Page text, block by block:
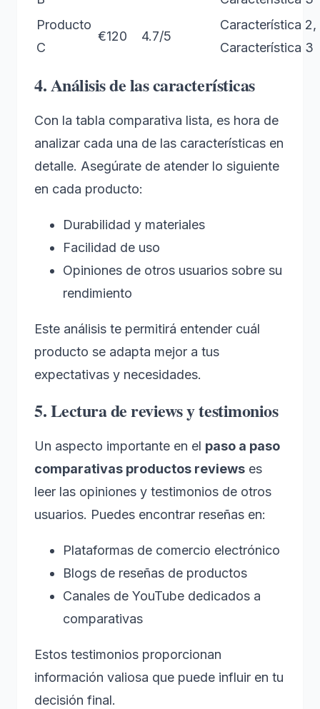
Producto
C
€120 4.7/5
Característica 2,
Característica 3
4. Análisis de las características
Con la tabla comparativa lista, es hora de
analizar cada una de las características en
detalle. Asegúrate de atender lo siguiente
en cada producto:
Durabilidad y materiales
Facilidad de uso
Opiniones de otros usuarios sobre su
rendimiento
Este análisis te permitirá entender cuál
producto se adapta mejor a tus
expectativas y necesidades.
5. Lectura de reviews y testimonios
Un aspecto importante en el paso a paso
comparativas productos reviews es
leer las opiniones y testimonios de otros
usuarios. Puedes encontrar reseñas en:
Plataformas de comercio electrónico
Blogs de reseñas de productos
Canales de YouTube dedicados a
comparativas
Estos testimonios proporcionan
información valiosa que puede influir en tu
decisión final.